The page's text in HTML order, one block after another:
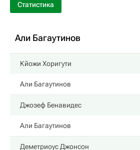
Статистика
Али Багаутинов
Кйожи Хоригути
Али Багаутинов
Джозеф Бенавидес
Али Багаутинов
Деметриоус Джонсон